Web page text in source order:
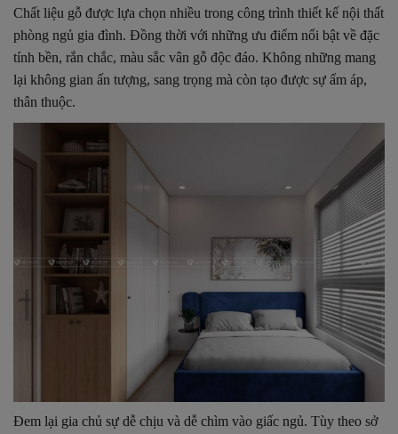
Chất liệu gỗ được lựa chọn nhiều trong công trình thiết kế nội thất
phòng ngủ gia đình. Đồng thời với những ưu điểm nổi bật về đặc
tính bền, rắn chắc, màu sắc vân gỗ độc đáo. Không những mang
lại không gian ấn tượng, sang trọng mà còn tạo được sự ấm áp,
thân thuộc.
Đem lại gia chủ sự dễ chịu và dễ chìm vào giấc ngủ. Tùy theo sở